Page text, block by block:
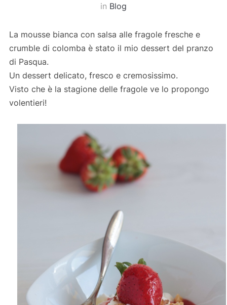
in Blog
La mousse bianca con salsa alle fragole fresche e
crumble di colomba è stato il mio dessert del pranzo
di Pasqua.
Un dessert delicato, fresco e cremosissimo.
Visto che è la stagione delle fragole ve lo propongo
volentieri!